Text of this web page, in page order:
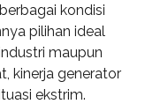
kondisi
pilihan ideal
maupun
kinerja generator
ekstrim.